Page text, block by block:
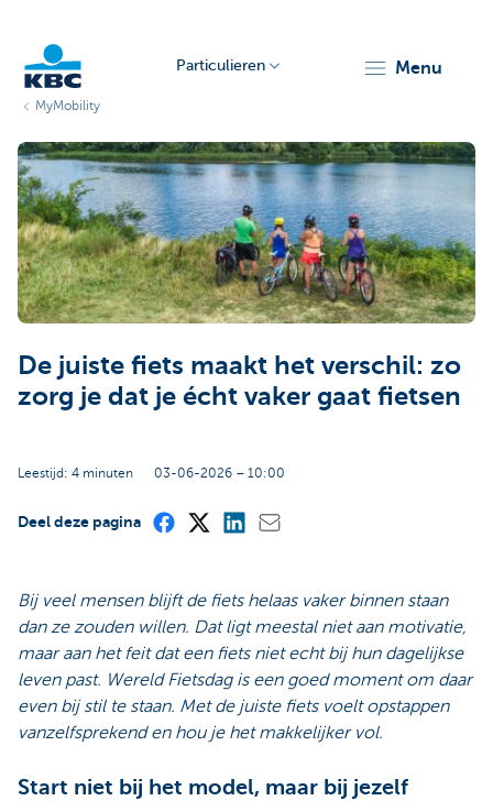
Particulieren
Particulieren menu
MyMobility
De juiste fiets maakt het verschil: zo
zorg je dat je écht vaker gaat fietsen
Leestijd: 4 minuten 03-06-2026 – 10:00
Deel deze pagina
Bij veel mensen blijft de fiets helaas vaker binnen staan
dan ze zouden willen. Dat ligt meestal niet aan motivatie,
maar aan het feit dat een fiets niet echt bij hun dagelijkse
leven past. Wereld Fietsdag is een goed moment om daar
even bij stil te staan. Met de juiste fiets voelt opstappen
vanzelfsprekend en hou je het makkelijker vol.
Start niet bij het model, maar bij jezelf